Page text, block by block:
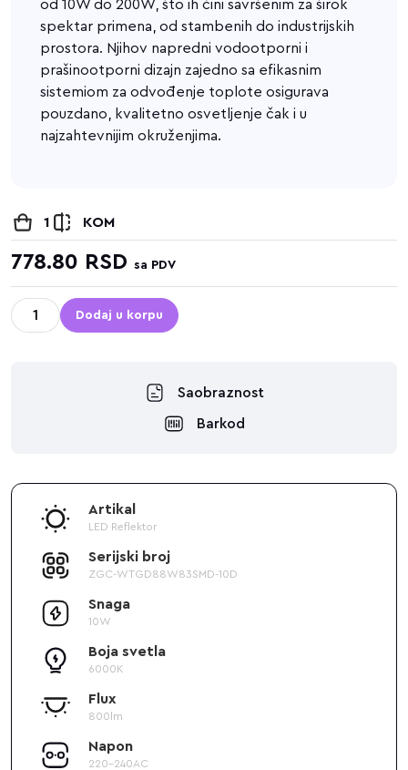
od 10W do 200W, što ih čini savršenim za širok
spektar primena, od stambenih do industrijskih
prostora. Njihov napredni vodootporni i
prašinootporni dizajn zajedno sa efikasnim
sistemiom za odvođenje toplote osigurava
pouzdano, kvalitetno osvetljenje čak i u
najzahtevnijim okruženjima.
1 KOM
778.80 RSD sa PDV
Dodaj u korpu
Saobraznost
Barkod
Artikal
LED Reflektor
Serijski broj
ZGC-WTGD88W83SMD-10D
Snaga
10W
Boja svetla
6000K
Flux
800lm
Napon
220-240AC